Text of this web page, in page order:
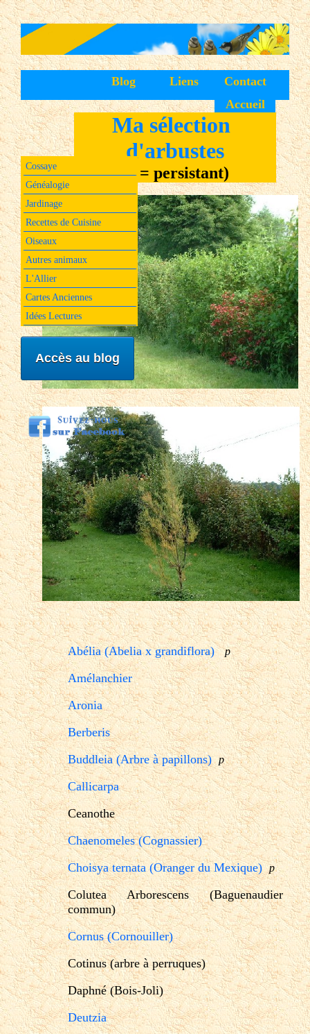
Contact
Liens
Blog
Accueil
Cossaye
Généalogie
Jardinage
Recettes de Cuisine
Oiseaux
Autres animaux
L'Allier
Cartes Anciennes
Idées Lectures
Accès au blog
Ma sélection
d'arbustes
(p = persistant)
Abélia (Abelia x grandiflora) p
Amélanchier
Aronia
Berberis
Buddleia (Arbre à papillons) p
Callicarpa
Ceanothe
Chaenomeles (Cognassier)
Choisya ternata (Oranger du Mexique) p
Colutea Arborescens (Baguenaudier
commun)
Cornus (Cornouiller)
Cotinus (arbre à perruques)
Daphné (Bois-Joli)
Deutzia